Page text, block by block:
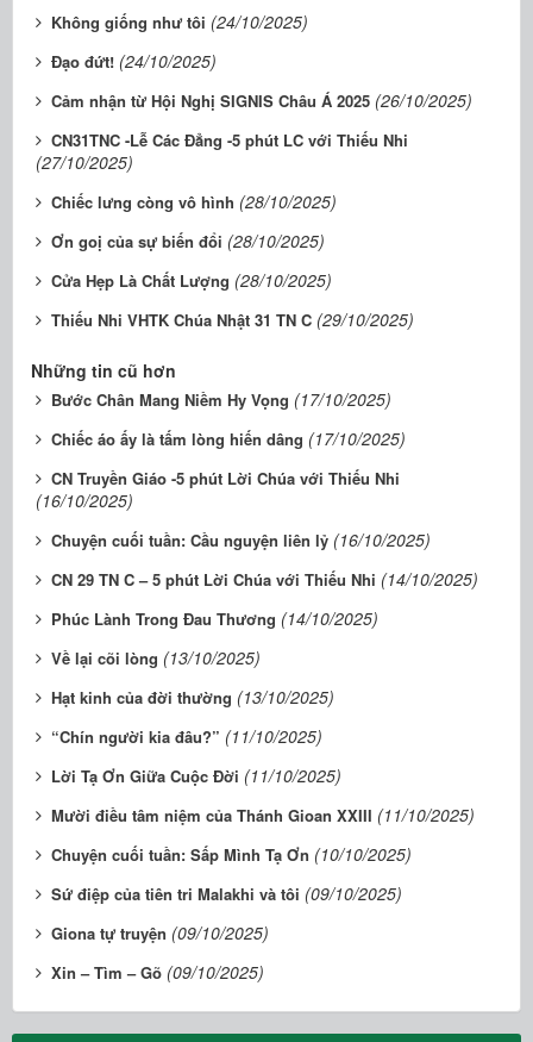
Không giống như tôi (24/10/2025)
Đạo đứt! (24/10/2025)
Cảm nhận từ Hội Nghị SIGNIS Châu Á 2025 (26/10/2025)
CN31TNC -Lễ Các Đẳng -5 phút LC với Thiếu Nhi
(27/10/2025)
Chiếc lưng còng vô hình (28/10/2025)
Ơn goị của sự biến đổi (28/10/2025)
Cửa Hẹp Là Chất Lượng (28/10/2025)
Thiếu Nhi VHTK Chúa Nhật 31 TN C (29/10/2025)
Những tin cũ hơn
Bước Chân Mang Niềm Hy Vọng (17/10/2025)
Chiếc áo ấy là tấm lòng hiến dâng (17/10/2025)
CN Truyền Giáo -5 phút Lời Chúa với Thiếu Nhi
(16/10/2025)
Chuyện cuối tuần: Cầu nguyện liên lỷ (16/10/2025)
CN 29 TN C – 5 phút Lời Chúa với Thiếu Nhi (14/10/2025)
Phúc Lành Trong Đau Thương (14/10/2025)
Về lại cõi lòng (13/10/2025)
Hạt kinh của đời thường (13/10/2025)
“Chín người kia đâu?” (11/10/2025)
Lời Tạ Ơn Giữa Cuộc Đời (11/10/2025)
Mười điều tâm niệm của Thánh Gioan XXIII (11/10/2025)
Chuyện cuối tuần: Sấp Mình Tạ Ơn (10/10/2025)
Sứ điệp của tiên tri Malakhi và tôi (09/10/2025)
Giona tự truyện (09/10/2025)
Xin – Tìm – Gõ (09/10/2025)